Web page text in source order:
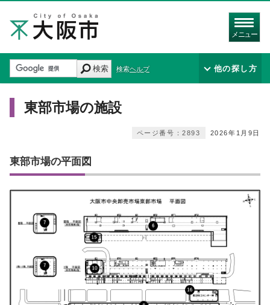
メニュー
検索 検索ヘルプ 他の探し方
東部市場の施設
2026年1月9日
ページ番号：2893
東部市場の平面図